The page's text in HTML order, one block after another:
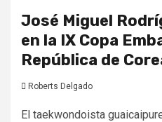
José Miguel
en la IX Copa
República de
Roberts Delgado
El taekwondoista